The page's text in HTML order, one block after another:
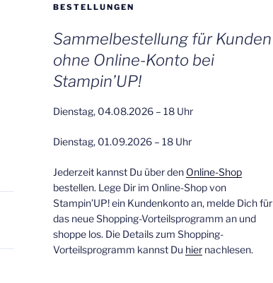
BESTELLUNGEN
Sammelbestellung für Kunden
ohne Online-Konto bei
Stampin’UP!
Dienstag, 04.08.2026 – 18 Uhr
Dienstag, 01.09.2026 – 18 Uhr
Jederzeit kannst Du über den Online-Shop
bestellen. Lege Dir im Online-Shop von
Stampin’UP! ein Kundenkonto an, melde Dich für
das neue Shopping-Vorteilsprogramm an und
shoppe los. Die Details zum Shopping-
Vorteilsprogramm kannst Du hiernachlesen.